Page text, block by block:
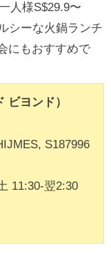
人様S$29.9〜
シーな火鍋ランチ
にもおすすめで
ビヨンド）
S187996
11:30-翌2:30